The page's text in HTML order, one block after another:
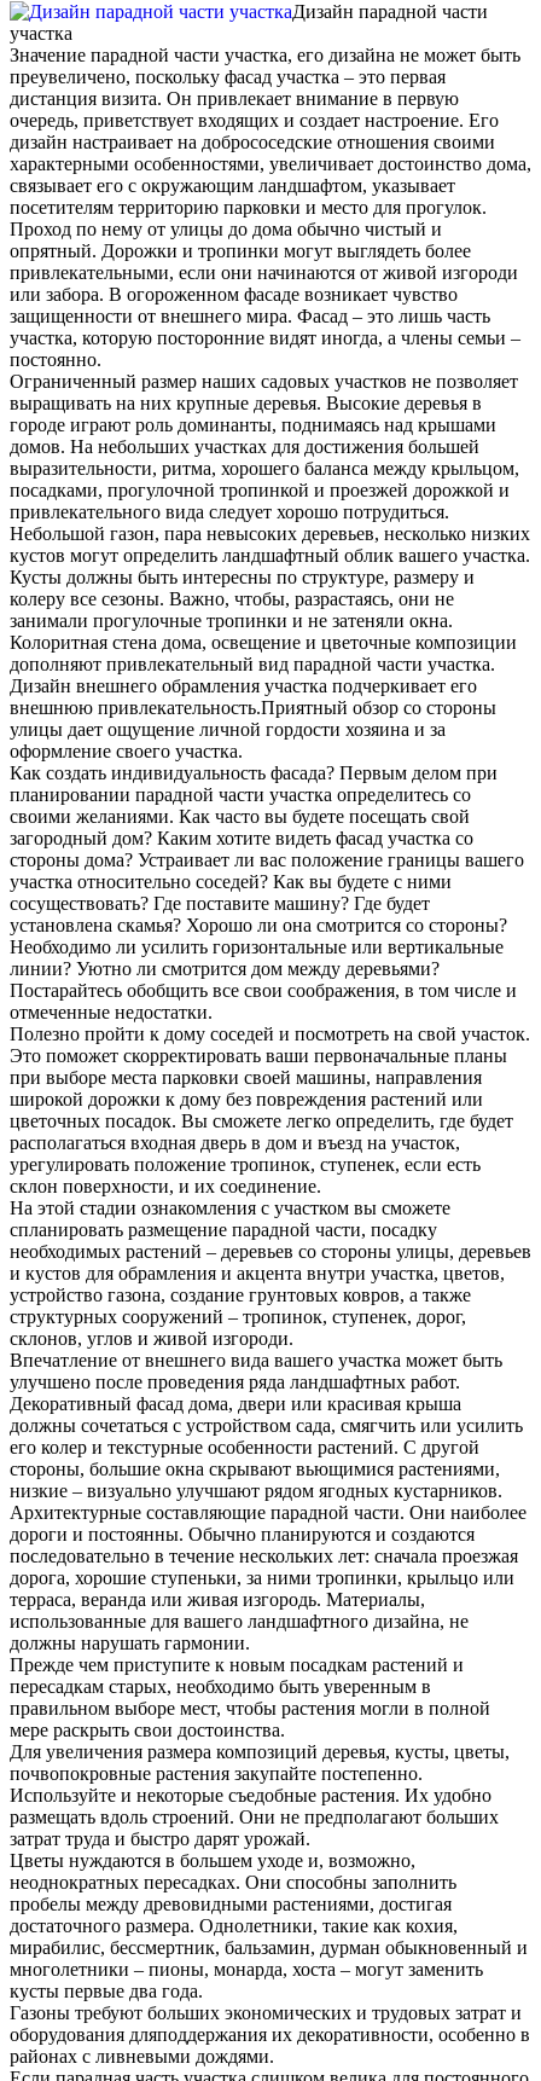
Дизайн парадной части
участка
Значение парадной части участка, его дизайна не может быть
преувеличено, поскольку фасад участка – это первая
дистанция визита. Он привлекает внимание в первую
очередь, приветствует входящих и создает настроение. Его
дизайн настраивает на добрососедские отношения своими
характерными особенностями, увеличивает достоинство дома,
связывает его с окружающим ландшафтом, указывает
посетителям территорию парковки и место для прогулок.
Проход по нему от улицы до дома обычно чистый и
опрятный. Дорожки и тропинки могут выглядеть более
привлекательными, если они начинаются от живой изгороди
или забора. В огороженном фасаде возникает чувство
защищенности от внешнего мира. Фасад – это лишь часть
участка, которую посторонние видят иногда, а члены семьи –
постоянно.
Ограниченный размер наших садовых участков не позволяет
выращивать на них крупные деревья. Высокие деревья в
городе играют роль доминанты, поднимаясь над крышами
домов. На небольших участках для достижения большей
выразительности, ритма, хорошего баланса между крыльцом,
посадками, прогулочной тропинкой и проезжей дорожкой и
привлекательного вида следует хорошо потрудиться.
Небольшой газон, пара невысоких деревьев, несколько низких
кустов могут определить ландшафтный облик вашего участка.
Кусты должны быть интересны по структуре, размеру и
колеру все сезоны. Важно, чтобы, разрастаясь, они не
занимали прогулочные тропинки и не затеняли окна.
Колоритная стена дома, освещение и цветочные композиции
дополняют привлекательный вид парадной части участка.
Дизайн внешнего обрамления участка подчеркивает его
внешнюю привлекательность.Приятный обзор со стороны
улицы дает ощущение личной гордости хозяина и за
оформление своего участка.
Как создать индивидуальность фасада? Первым делом при
планировании парадной части участка определитесь со
своими желаниями. Как часто вы будете посещать свой
загородный дом? Каким хотите видеть фасад участка со
стороны дома? Устраивает ли вас положение границы вашего
участка относительно соседей? Как вы будете с ними
сосуществовать? Где поставите машину? Где будет
установлена скамья? Хорошо ли она смотрится со стороны?
Необходимо ли усилить горизонтальные или вертикальные
линии? Уютно ли смотрится дом между деревьями?
Постарайтесь обобщить все свои соображения, в том числе и
отмеченные недостатки.
Полезно пройти к дому соседей и посмотреть на свой участок.
Это поможет скорректировать ваши первоначальные планы
при выборе места парковки своей машины, направления
широкой дорожки к дому без повреждения растений или
цветочных посадок. Вы сможете легко определить, где будет
располагаться входная дверь в дом и въезд на участок,
урегулировать положение тропинок, ступенек, если есть
склон поверхности, и их соединение.
На этой стадии ознакомления с участком вы сможете
спланировать размещение парадной части, посадку
необходимых растений – деревьев со стороны улицы, деревьев
и кустов для обрамления и акцента внутри участка, цветов,
устройство газона, создание грунтовых ковров, а также
структурных сооружений – тропинок, ступенек, дорог,
склонов, углов и живой изгороди.
Впечатление от внешнего вида вашего участка может быть
улучшено после проведения ряда ландшафтных работ.
Декоративный фасад дома, двери или красивая крыша
должны сочетаться с устройством сада, смягчить или усилить
его колер и текстурные особенности растений. С другой
стороны, большие окна скрывают вьющимися растениями,
низкие – визуально улучшают рядом ягодных кустарников.
Архитектурные составляющие парадной части. Они наиболее
дороги и постоянны. Обычно планируются и создаются
последовательно в течение нескольких лет: сначала проезжая
дорога, хорошие ступеньки, за ними тропинки, крыльцо или
терраса, веранда или живая изгородь. Материалы,
использованные для вашего ландшафтного дизайна, не
должны нарушать гармонии.
Прежде чем приступите к новым посадкам растений и
пересадкам старых, необходимо быть уверенным в
правильном выборе мест, чтобы растения могли в полной
мере раскрыть свои достоинства.
Для увеличения размера композиций деревья, кусты, цветы,
почвопокровные растения закупайте постепенно.
Используйте и некоторые съедобные растения. Их удобно
размещать вдоль строений. Они не предполагают больших
затрат труда и быстро дарят урожай.
Цветы нуждаются в большем уходе и, возможно,
неоднократных пересадках. Они способны заполнить
пробелы между древовидными растениями, достигая
достаточного размера. Однолетники, такие как кохия,
мирабилис, бессмертник, бальзамин, дурман обыкновенный и
многолетники – пионы, монарда, хоста – могут заменить
кусты первые два года.
Газоны требуют больших экономических и трудовых затрат и
оборудования дляподдержания их декоративности, особенно в
районах с ливневыми дождями.